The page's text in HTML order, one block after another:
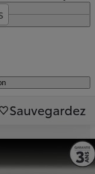
Sauvegardez